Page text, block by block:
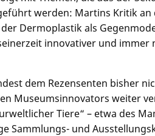
werden: Martins Kritik an
Dermoplastik als
innovativer und immer
dem Rezensenten bisher
Museumsinnovators weiter
Tiere“ – etwa des
Sammlungs- und